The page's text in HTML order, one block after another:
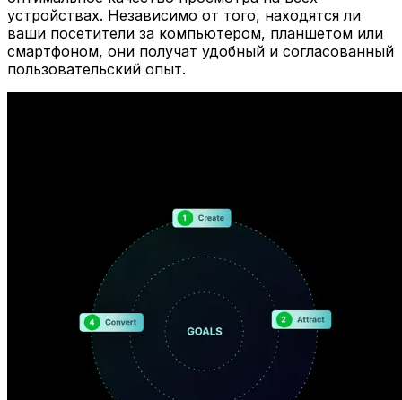
устройствах. Независимо от того, находятся ли
ваши посетители за компьютером, планшетом или
смартфоном, они получат удобный и согласованный
пользовательский опыт.